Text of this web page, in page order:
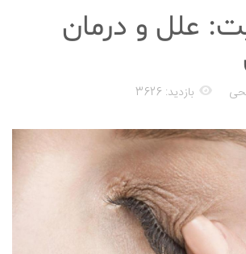
علل و درمان
بازدید: 3626